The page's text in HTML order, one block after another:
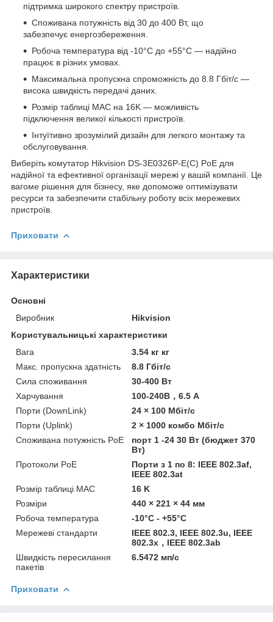
підтримка широкого спектру пристроїв.
Споживана потужність від 30 до 400 Вт, що
забезпечує енергозбереження.
Робоча температура від -10°C до +55°C — надійно
працює в різних умовах.
Максимальна пропускна спроможність до 8.8 Гбіт/с —
висока швидкість передачі даних.
Розмір таблиці MAC на 16K — можливість
підключення великої кількості пристроїв.
Інтуїтивно зрозумілий дизайн для легкого монтажу та
обслуговування.
Виберіть комутатор Hikvision DS-3E0326P-E(C) PoE для
надійної та ефективної організації мережі у вашій компанії. Це
вагоме рішення для бізнесу, яке допоможе оптимізувати
ресурси та забезпечити стабільну роботу всіх мережевих
пристроїв.
Приховати
Характеристики
Основні
Виробник
Hikvision
Користувальницькі характеристики
Вага
3.54 кг кг
Макс. пропускна здатність
8.8 Гбіт/с
Сила споживання
30-400 Вт
Харчування
100-240В，6.5 A
Порти (DownLink)
24 × 100 Мбіт/с
Порти (Uplink)
2 × 1000 комбо Мбіт/с
Споживана потужність PoE
порт 1 -24 30 Вт (бюджет 370
Вт)
Протоколи PoE
Порти з 1 по 8: IEEE 802.3af,
IEEE 802.3at
Розмір таблиці MAC
16 K
Розміри
440 × 221 × 44 мм
Робоча температура
-10°C - +55°C
Мережеві стандарти
IEEE 802.3, IEEE 802.3u, IEEE
802.3x，IEEE 802.3ab
Швидкість пересилання
пакетів
6.5472 мп/с
Приховати